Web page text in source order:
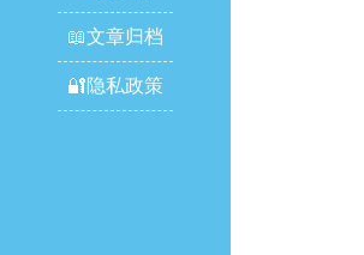
📖文章归档
🔐隐私政策